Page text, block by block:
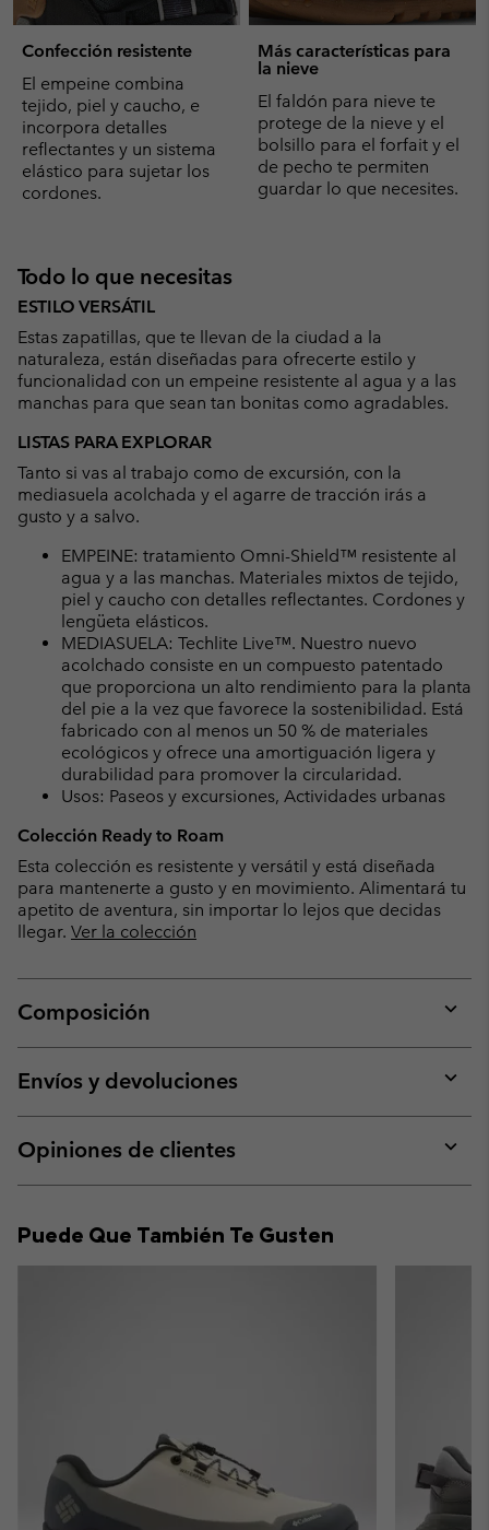
Confección resistente
El empeine combina
tejido, piel y caucho, e
incorpora detalles
reflectantes y un sistema
elástico para sujetar los
cordones.
Más características para
la nieve
El faldón para nieve te
protege de la nieve y el
bolsillo para el forfait y el
de pecho te permiten
guardar lo que necesites.
Todo lo que necesitas
ESTILO VERSÁTIL
Estas zapatillas, que te llevan de la ciudad a la
naturaleza, están diseñadas para ofrecerte estilo y
funcionalidad con un empeine resistente al agua y a las
manchas para que sean tan bonitas como agradables.
LISTAS PARA EXPLORAR
Tanto si vas al trabajo como de excursión, con la
mediasuela acolchada y el agarre de tracción irás a
gusto y a salvo.
EMPEINE: tratamiento Omni-Shield™ resistente al
agua y a las manchas. Materiales mixtos de tejido,
piel y caucho con detalles reflectantes. Cordones y
lengüeta elásticos.
MEDIASUELA: Techlite Live™. Nuestro nuevo
acolchado consiste en un compuesto patentado
que proporciona un alto rendimiento para la planta
del pie a la vez que favorece la sostenibilidad. Está
fabricado con al menos un 50 % de materiales
ecológicos y ofrece una amortiguación ligera y
durabilidad para promover la circularidad.
Usos: Paseos y excursiones, Actividades urbanas
Colección Ready to Roam
Esta colección es resistente y versátil y está diseñada
para mantenerte a gusto y en movimiento. Alimentará tu
apetito de aventura, sin importar lo lejos que decidas
llegar. Ver la colección
Composición
or
Envíos y devoluciones
or
Opiniones de clientes
or
Puede Que También Te Gusten